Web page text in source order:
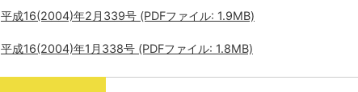
平成16(2004)年2月339号 (PDFファイル: 1.9MB)
平成16(2004)年1月338号 (PDFファイル: 1.8MB)